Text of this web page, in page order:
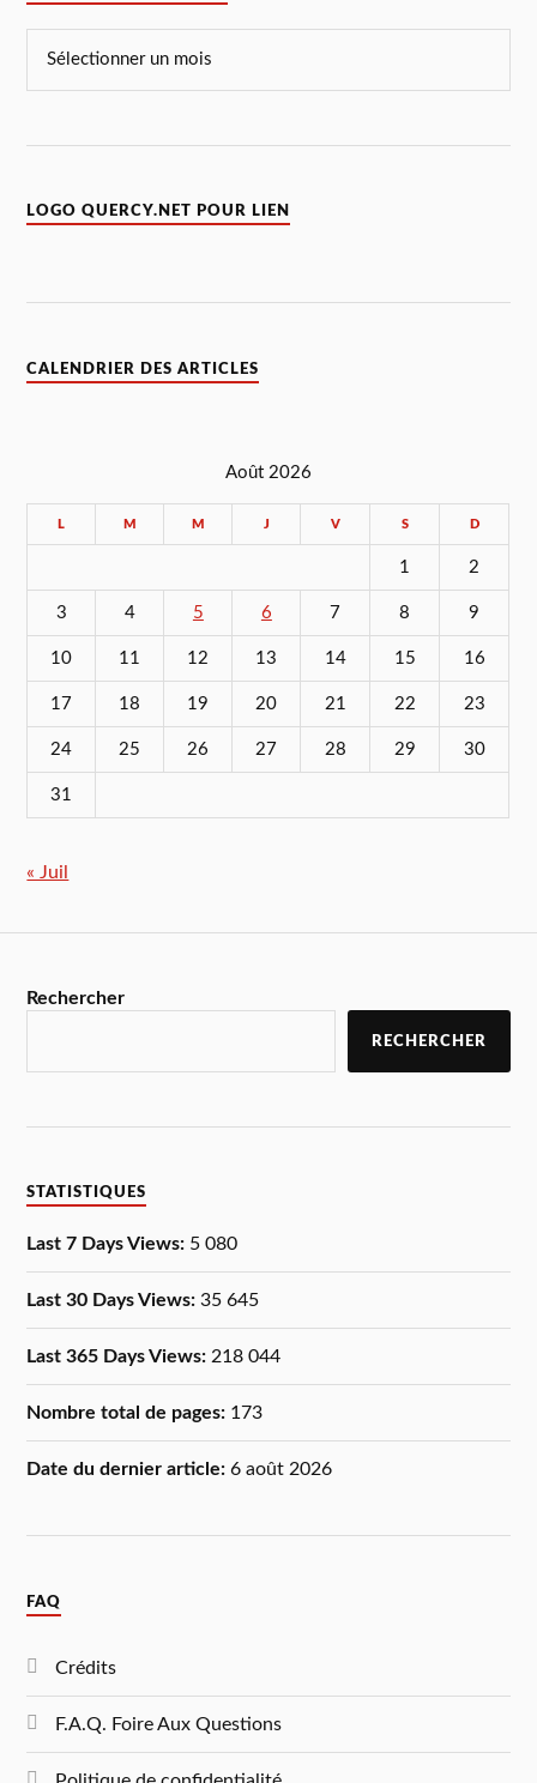
LOGO QUERCY.NET POUR LIEN
CALENDRIER DES ARTICLES
Août 2026
L M M J V S D
1 2
3 4 5 6 7 8 9
10 11 12 13 14 15 16
17 18 19 20 21 22 23
24 25 26 27 28 29 30
31
« Juil
Rechercher
RECHERCHER
STATISTIQUES
Last 7 Days Views: 5 080
Last 30 Days Views:35 645
Last 365 Days Views: 218 044
Nombre total de pages: 173
Date du dernier article:6 août 2026
FAQ
Crédits
F.A.Q. Foire Aux Questions